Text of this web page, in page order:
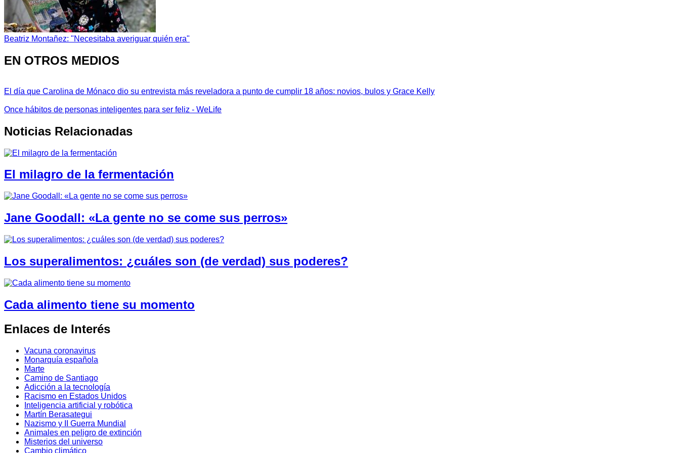
Beatriz Montañez: "Necesitaba averiguar quién era"
EN OTROS MEDIOS
El día que Carolina de Mónaco dio su entrevista más reveladora a punto de cumplir 18 años: novios, bulos y Grace Kelly
Once hábitos de personas inteligentes para ser feliz - WeLife
Noticias Relacionadas
El milagro de la fermentación
Jane Goodall: «La gente no se come sus perros»
Los superalimentos: ¿cuáles son (de verdad) sus poderes?
Cada alimento tiene su momento
Enlaces de Interés
Vacuna coronavirus
Monarquía española
Marte
Camino de Santiago
Adicción a la tecnología
Racismo en Estados Unidos
Inteligencia artificial y robótica
Martín Berasategui
Nazismo y II Guerra Mundial
Animales en peligro de extinción
Misterios del universo
Cambio climático